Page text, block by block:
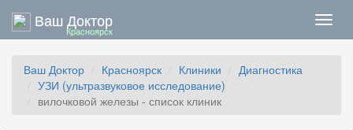
Ваш Доктор
Красноярск
Ваш Доктор Красноярск Клиники
Диагностика
УЗИ (ультразвуковое исследование)
вилочковой железы - список клиник